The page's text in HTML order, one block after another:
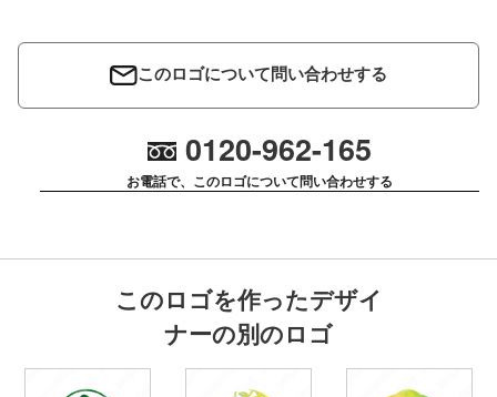
このロゴについて問い合わせする
0120-962-165
お電話で、このロゴについて問い合わせする
このロゴを作ったデザイ
ナーの別のロゴ